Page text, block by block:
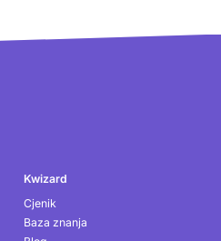
Kwizard
Cjenik
Baza znanja